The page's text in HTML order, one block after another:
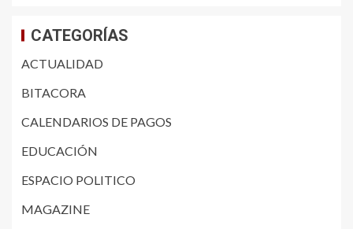
CATEGORÍAS
ACTUALIDAD
BITACORA
CALENDARIOS DE PAGOS
EDUCACIÓN
ESPACIO POLITICO
MAGAZINE